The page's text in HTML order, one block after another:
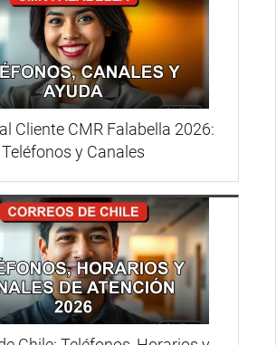
Cliente CMR Falabella 2026:
Teléfonos y Canales